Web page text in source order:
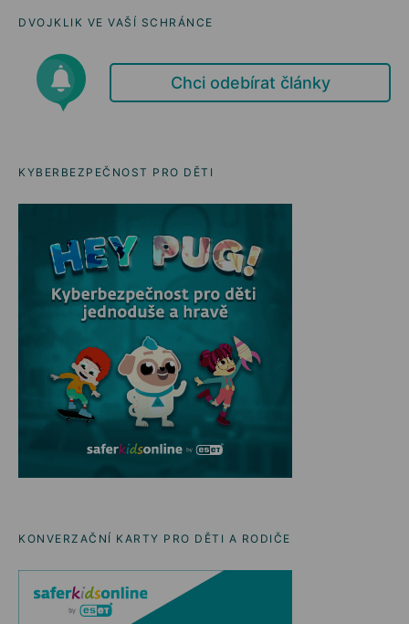
DVOJKLIK VE VAŠÍ SCHRÁNCE
Chci odebírat články
KYBERBEZPEČNOST PRO DĚTI
KONVERZAČNÍ KARTY PRO DĚTI A RODIČE